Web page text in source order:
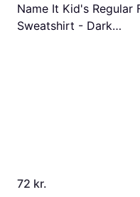
Name It Kid's Regular
Sweatshirt - Dark
72 kr.